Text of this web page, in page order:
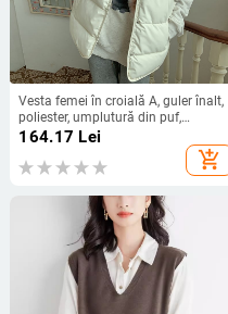
Vesta femei în croială A, guler înalt,
poliester, umplutură din puf,
închidere cu nasturi pe un singur
164.17 Lei
add_shopping_cart